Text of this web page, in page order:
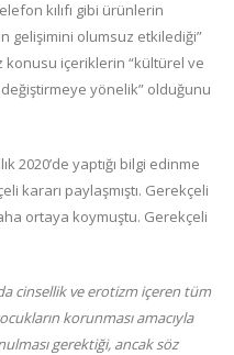
kılıfı gibi ürünlerin
gelişimini olumsuz etkilediği”
içeriklerin “kültürel ve
yönelik” olduğunu
2020’de yaptığı bilgi edinme
kararı paylaşmıştı. Gerekçeli
ortaya koymuştu. Gerekçeli
cinsellik ve erotizm içeren tüm
korunması amacıyla
gerektiği, ancak söz